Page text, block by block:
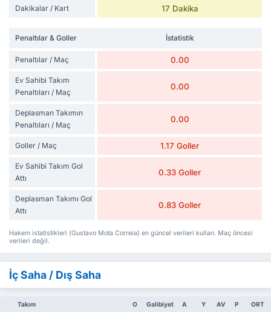
Dakikalar / Kart 17 Dakika
Penaltılar & Goller İstatistik
Penaltılar / Maç 0.00
Ev Sahibi Takım
Penaltıları / Maç
0.00
Deplasman Takımın
Penaltıları / Maç
0.00
Goller / Maç 1.17 Goller
Ev Sahibi Takım Gol
Attı
0.33 Goller
Deplasman Takımı Gol
Attı
0.83 Goller
Hakem istatistikleri (Gustavo Mota Correia) en güncel verileri kullan. Maç öncesi
verileri değil.
İç Saha / Dış Saha
Takım O Galibiyet A Y AV P ORT